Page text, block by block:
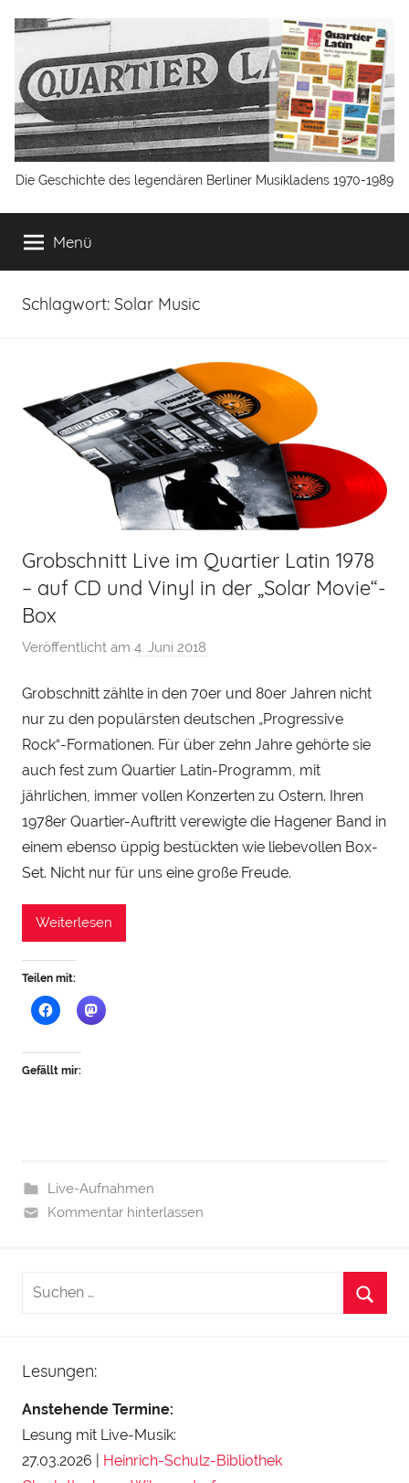
Inhalt
springen
Quartier
Latin
Berlin
Die Geschichte des legendären Berliner Musikladens 1970-1989
Menü
Schlagwort: Solar Music
Grobschnitt Live im Quartier Latin 1978
– auf CD und Vinyl in der „Solar Movie“-
Box
Veröffentlicht am 4. Juni 2018
n
H
e
n
r
S
Grobschnitt zählte in den 70er und 80er Jahren nicht
nur zu den populärsten deutschen „Progressive
Rock“-Formationen. Für über zehn Jahre gehörte sie
auch fest zum Quartier Latin-Programm, mit
jährlichen, immer vollen Konzerten zu Ostern. Ihren
1978er Quartier-Auftritt verewigte die Hagener Band in
einem ebenso üppig bestückten wie liebevollen Box-
Set. Nicht nur für uns eine große Freude.
Weiterlesen
Teilen mit:
Gefällt mir:
Live-Aufnahmen
Kommentar hinterlassen
Lesungen:
Anstehende Termine:
Lesung mit Live-Musik:
27.03.2026 | Heinrich-Schulz-Bibliothek